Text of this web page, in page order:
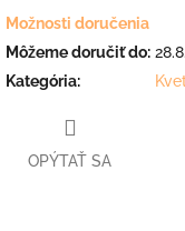
Možnosti doručenia
Môžeme doručiť do:
Kategória:
OPÝTAŤ SA